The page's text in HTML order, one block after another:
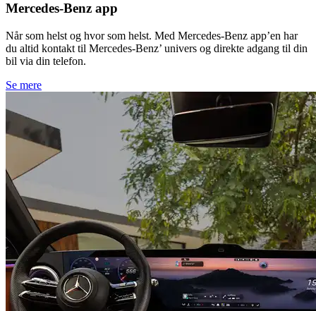
Mercedes-Benz app
Når som helst og hvor som helst. Med Mercedes-Benz app’en har
du altid kontakt til Mercedes-Benz’ univers og direkte adgang til din
bil via din telefon.
Se mere